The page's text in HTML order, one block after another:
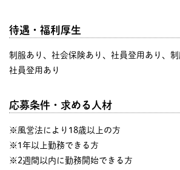
待遇・福利厚生
制服あり、社会保険あり、社員登用あり、
社員登用あり
応募条件・求める人材
※風営法により18歳以上の方
※1年以上勤務できる方
※2週間以内に勤務開始できる方